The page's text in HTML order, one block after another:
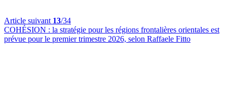
Article suivant 13/34
COHÉSION : la stratégie pour les régions frontalières orientales est
prévue pour le premier trimestre 2026, selon Raffaele Fitto